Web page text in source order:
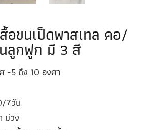
อขนเป็ดพาสเทล คอ/
ลูกฟูก มี 3 สี
-5 ถึง 10 องศา
7วัน
ม่วง